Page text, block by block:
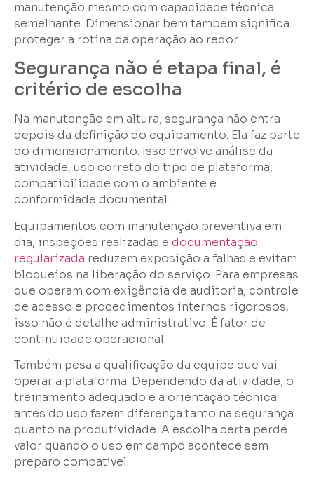
manutenção mesmo com capacidade técnica
semelhante. Dimensionar bem também significa
proteger a rotina da operação ao redor.
Segurança não é etapa final, é
critério de escolha
Na manutenção em altura, segurança não entra
depois da definição do equipamento. Ela faz parte
do dimensionamento. Isso envolve análise da
atividade, uso correto do tipo de plataforma,
compatibilidade com o ambiente e
conformidade documental.
Equipamentos com manutenção preventiva em
dia, inspeções realizadas e documentação
regularizada reduzem exposição a falhas e evitam
bloqueios na liberação do serviço. Para empresas
que operam com exigência de auditoria, controle
de acesso e procedimentos internos rigorosos,
isso não é detalhe administrativo. É fator de
continuidade operacional.
Também pesa a qualificação da equipe que vai
operar a plataforma. Dependendo da atividade, o
treinamento adequado e a orientação técnica
antes do uso fazem diferença tanto na segurança
quanto na produtividade. A escolha certa perde
valor quando o uso em campo acontece sem
preparo compatível.